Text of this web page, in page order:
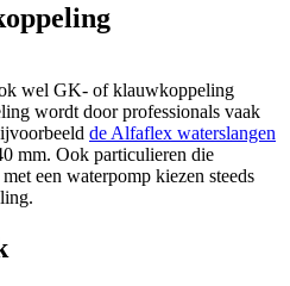
wel GK- of klauwkoppeling
wordt door professionals vaak
de Alfaflex waterslangen
mm. Ook particulieren die
een waterpomp kiezen steeds